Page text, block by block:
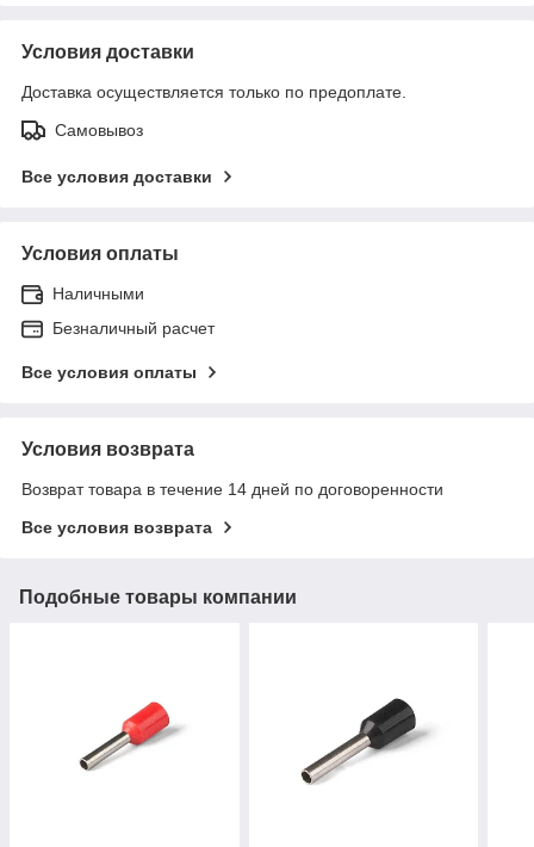
Условия доставки
Доставка осуществляется только по предоплате.
Самовывоз
Все условия доставки
Условия оплаты
Наличными
Безналичный расчет
Все условия оплаты
Условия возврата
Возврат товара в течение 14 дней по договоренности
Все условия возврата
Подобные товары компании